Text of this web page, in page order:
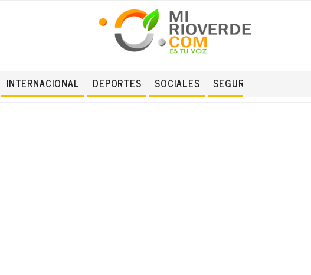
INTERNACIONAL DEPORTES SOCIALES SEGURIDAD